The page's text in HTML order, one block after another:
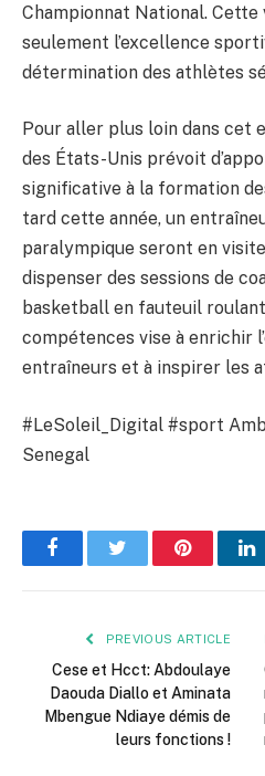
Championnat National.
seulement l’excellence
détermination des athlètes
Pour aller plus loin dans cet
des États-Unis prévoit
significative à la formation
tard cette année, un
paralympique seront en
dispenser des sessions de
basketball en fauteuil
compétences vise à enrichir
entraîneurs et à inspirer les
#LeSoleil_Digital #sport
Senegal
FacebookTwitter Pinterest
PREVIOUS ARTICLE
Cese et Hcct: Abdoulaye
Daouda Diallo et Aminata
Mbengue Ndiaye démis de
leurs fonctions !